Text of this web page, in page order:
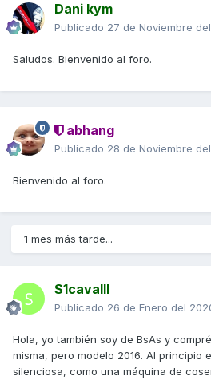
Dani kym
Publicado 27 de Noviembre
Saludos. Bienvenido al foro.
abhang
Publicado 28 de Noviembre
Bienvenido al foro.
1 mes más tarde...
S1cavalll
Publicado 26 de Enero del
Hola, yo también soy de BsAs y
misma, pero modelo 2016. Al principio
silenciosa, como una máquina de